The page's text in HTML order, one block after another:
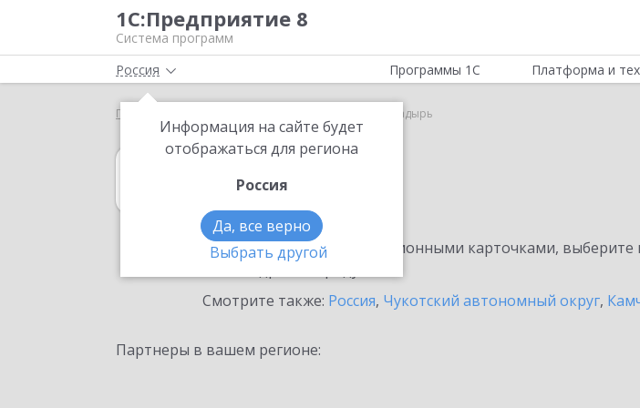
1С:Предприятие 8
Система программ
Россия
Информация на сайте будет
отображаться для региона
Россия
Да, все верно
Выбрать другой
Программы 1С Платформа и
Главная Анадырь
1С:MDM КОРП
в Анадыри
Ознакомьтесь с информационными карточками,
Смотрите также: Россия, Чукотский автономный округ,
Партнеры в вашем регионе: